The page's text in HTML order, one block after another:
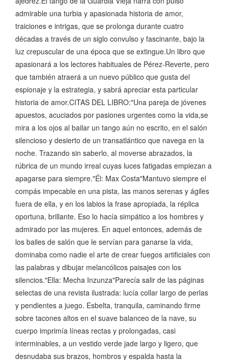
admirable una turbia y apasionada historia de amor,
traiciones e intrigas, que se prolonga durante cuatro
décadas a través de un siglo convulso y fascinante, bajo la
luz crepuscular de una época que se extingue.Un libro que
apasionará a los lectores habituales de Pérez-Reverte, pero
que también atraerá a un nuevo público que gusta del
espionaje y la estrategia, y sabrá apreciar esta particular
historia de amor.CITAS DEL LIBRO:"Una pareja de jóvenes
apuestos, acuciados por pasiones urgentes como la vida,se
mira a los ojos al bailar un tango aún no escrito, en el salón
silencioso y desierto de un transatlántico que navega en la
noche. Trazando sin saberlo, al moverse abrazados, la
rúbrica de un mundo irreal cuyas luces fatigadas empiezan a
apagarse para siempre."Él: Max Costa"Mantuvo siempre el
compás impecable en una pista, las manos serenas y ágiles
fuera de ella, y en los labios la frase apropiada, la réplica
oportuna, brillante. Eso lo hacía simpático a los hombres y
admirado por las mujeres. En aquel entonces, además de
los bailes de salón que le servían para ganarse la vida,
dominaba como nadie el arte de crear fuegos artificiales con
las palabras y dibujar melancólicos paisajes con los
silencios."Ella: Mecha Inzunza"Parecía salir de las páginas
selectas de una revista ilustrada: lucía collar largo de perlas
y pendientes a juego. Esbelta, tranquila, caminando firme
sobre tacones altos en el suave balanceo de la nave, su
cuerpo imprimía líneas rectas y prolongadas, casi
interminables, a un vestido verde jade largo y ligero, que
desnudaba sus brazos, hombros y espalda hasta la